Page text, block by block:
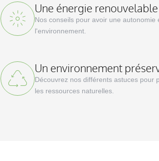
Une énergie renouvelable
Nos conseils pour avoir une
l'environnement.
Un environnement
Découvrez nos différents astuces pour
les ressources naturelles.